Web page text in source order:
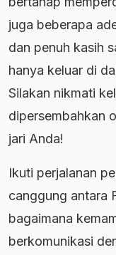
juga beberapa
dan penuh kasih
hanya keluar di
Silakan nikmati
dipersembahkan
jari Anda!
Ikuti perjalanan
canggung antara
bagaimana
berkomunikasi